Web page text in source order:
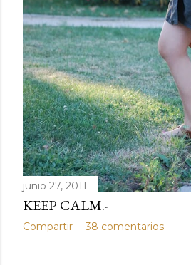
junio 27, 2011
KEEP CALM.-
Compartir 38 comentarios